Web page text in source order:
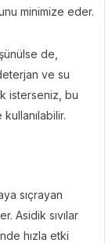
minimize eder.
de,
ve su
isterseniz, bu
sıçrayan
Asidik sıvılar
hızla etki